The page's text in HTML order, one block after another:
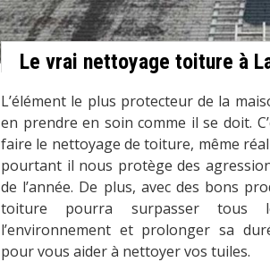
Le vrai nettoyage toiture à
L’élément le plus protecteur de la
en prendre en soin comme il se doit.
faire le nettoyage de toiture, même
pourtant il nous protège des
de l’année. De plus, avec des bons
toiture pourra surpasser tous
l’environnement et prolonger sa
pour vous aider à nettoyer vos tuiles.